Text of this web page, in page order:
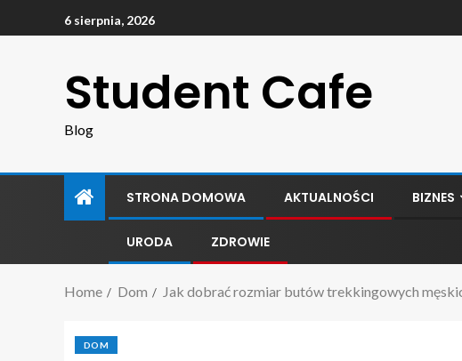
6 sierpnia, 2026
Student Cafe
Blog
STRONA DOMOWA AKTUALNOŚCI BIZNES
URODA ZDROWIE
Home Dom Jak dobrać rozmiar butów trekkingowych
DOM